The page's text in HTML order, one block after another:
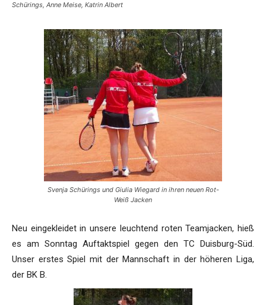
Schürings, Anne Meise, Katrin Albert
Svenja Schürings und Giulia Wiegard in ihren neuen Rot-
Weiß Jacken
Neu eingekleidet in unsere leuchtend roten Teamjacken, hieß
es am Sonntag Auftaktspiel gegen den TC Duisburg-Süd.
Unser erstes Spiel mit der Mannschaft in der höheren Liga,
der BK B.